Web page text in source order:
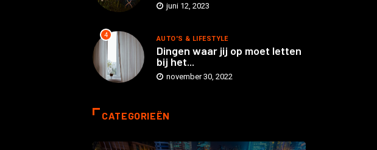
juni 12, 2023
4 AUTO'S & LIFESTYLE
Dingen waar jij op moet letten
bij het...
november 30, 2022
CATEGORIEËN